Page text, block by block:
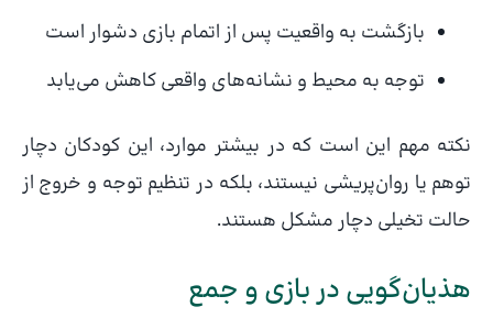
بازگشت به واقعیت پس از اتمام بازی دشوار است
توجه به محیط و نشانه‌های واقعی کاهش می‌یابد
نکته مهم این است که در بیشتر موارد، این کودکان دچار
توهم یا روان‌پریشی نیستند، بلکه در تنظیم توجه و خروج از
حالت تخیلی دچار مشکل هستند.
هذیان‌گویی در بازی و جمع